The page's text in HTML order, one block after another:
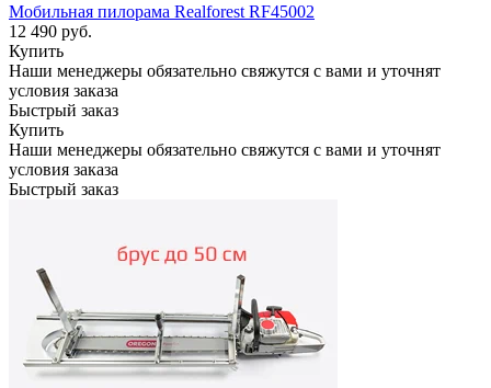
Мобильная пилорама Realforest RF45002
12 490 руб.
Купить
Наши менеджеры обязательно свяжутся с вами и уточнят
условия заказа
Быстрый заказ
Купить
Наши менеджеры обязательно свяжутся с вами и уточнят
условия заказа
Быстрый заказ